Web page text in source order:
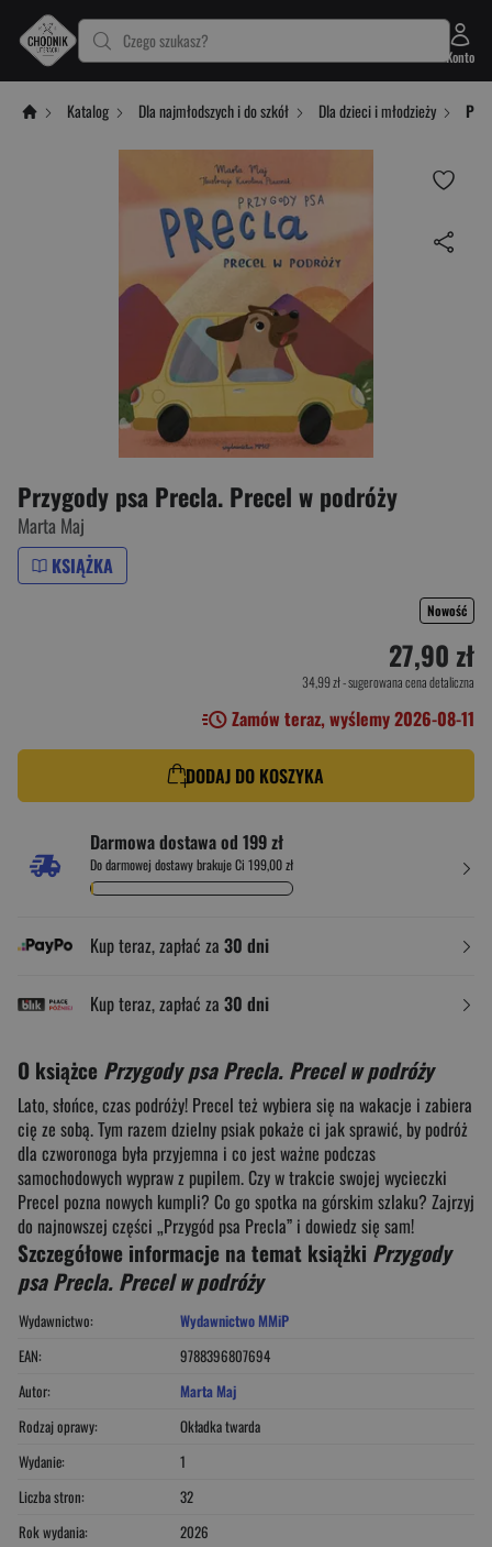
Czego szukasz?
Konto
Katalog Dla najmłodszych i do szkół Dla dzieci i młodzieży
Przygody psa Precla. Precel w podróży
Marta Maj
KSIĄŻKA
Nowość
27,90 zł
34,99 zł- sugerowana cena detaliczna
Zamów teraz, wyślemy 2026-08-11
DODAJ DO KOSZYKA
Darmowa dostawa od 199 zł
Do darmowej dostawy brakuje Ci 199,00 zł
Kup teraz, zapłać za 30 dni
Kup teraz, zapłać za 30 dni
O książce Przygody psa Precla. Precel w podróży
Lato, słońce, czas podróży! Precel też wybiera się na wakacje i zabiera
cię ze sobą. Tym razem dzielny psiak pokaże ci jak sprawić, by podróż
dla czworonoga była przyjemna i co jest ważne podczas
samochodowych wypraw z pupilem. Czy w trakcie swojej wycieczki
Precel pozna nowych kumpli? Co go spotka na górskim szlaku? Zajrzyj
do najnowszej części „Przygód psa Precla” i dowiedz się sam!
Szczegółowe informacje na temat książki Przygody
psa Precla. Precel w podróży
Wydawnictwo:
Wydawnictwo MMiP
EAN:
9788396807694
Autor:
Marta Maj
Rodzaj oprawy:
Okładka twarda
Wydanie:
1
Liczba stron:
32
Rok wydania:
2026